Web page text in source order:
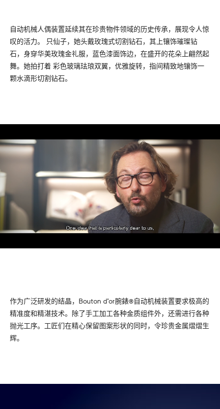
自动机械人偶装置延续其在珍贵物件领域的历史传承，展现令人惊
叹的活力。 只仙子，她头戴玫瑰式切割钻石，其上镶饰璀璨钻
石，身穿华美玫瑰金礼服，蓝色漆面饰边，在盛开的花朵上翩然起
舞。她拍打着 彩色玻璃珐琅双翼，优雅旋转，指间精致地镶饰一
颗水滴形切割钻石。
作为广泛研发的结晶，Bouton d’or腕錶®自动机械装置要求极高的
精准度和精湛技术。除了手工加工各种金质组件外，还需进行各种
抛光工序。工匠们在精心保留图案形状的同时，令珍贵金属熠熠生
辉。